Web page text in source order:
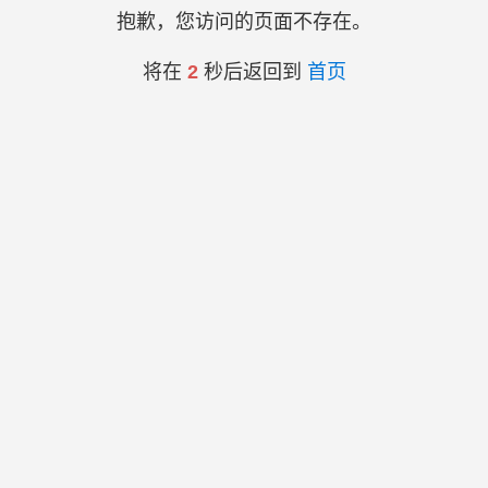
抱歉，您访问的页面不存在。
将在 2秒后返回到 首页